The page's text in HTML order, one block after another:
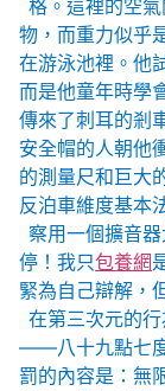
格。這裡的空
物，而重力似乎
在游泳池裡。他
而是他童年時學
傳來了刺耳的剎
安全帽的人朝他
的測量尺和巨大
反泊車維度基本
察用一個擴音
停！我只包養網
緊為自己辯解，
在第三次元的
——八十九點七
罰的內容是：無